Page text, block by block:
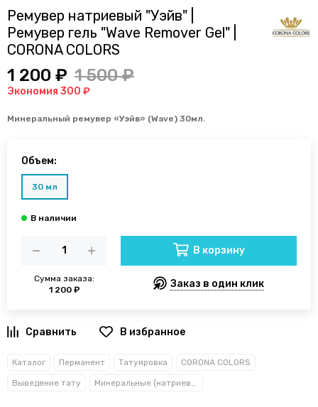
Ремувер натриевый "Уэйв" |
Ремувер гель "Wave Remover Gel" |
CORONA COLORS
1 200 ₽ 1 500 ₽
Экономия 300 ₽
Минеральный ремувер «Уэйв» (Wave) 30мл.
Объем:
30 мл
Сумма заказа:
1 200 ₽
В корзину
Заказ в один клик
В избранное
Каталог Перманент Татуировка CORONA COLORS
Выведение тату Минеральные (натриевые)